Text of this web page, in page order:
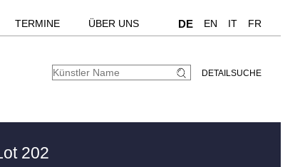
TERMINE ÜBER UNS DE EN IT FR
DETAILSUCHE
202